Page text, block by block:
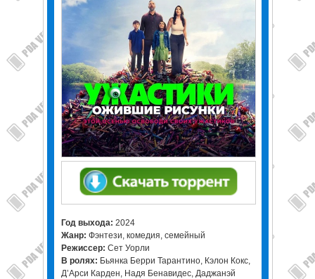
Год выхода: 2024
Жанр: Фэнтези, комедия, семейный
Режиссер: Сет Уорли
В ролях: Бьянка Берри Тарантино, Кэлон Кокс,
Д’Арси Карден, Надя Бенавидес, Даджанэй